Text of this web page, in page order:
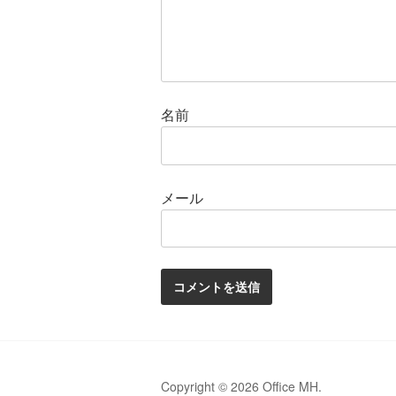
名前
メール
Copyright © 2026 Office MH.